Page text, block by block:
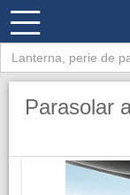
Parasolar